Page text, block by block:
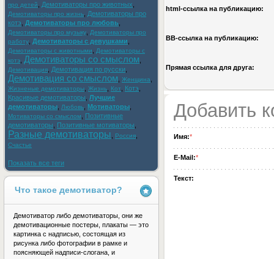
html-cсылка на публикацию:
BB-cсылка на публикацию:
Прямая ссылка для друга:
Добавить
Имя:*
E-Mail:*
Текст:
про детей
Демотиваторы про животных
Демотиваторы про жизнь
Демотиваторы про
котэ
Демотиваторы про любовь
Демотиваторы про музыку
Демотиваторы про
работу
Демотиваторы с девушками
Демотиваторы с животными
Демотиваторы с
котэ
Демотиваторы со смыслом
Демотивация Демотивация по русски
Демотивация со смыслом Женщина
Жизненые демотиваторы Жизнь Кот Котэ
Красивые демотиваторы Лучшие
демотиваторы
Любовь Мотиваторы
Мотиваторы со смыслом
Позитивные
демотиваторы
Позитивные мотиваторы
Разные демотиваторы Россия
Счастье
Показать все теги
Что такое демотиватор?
Демотиватор либо демотиваторы, они же
демотивационные постеры, плакаты — это
картинка с надписью, состоящая из
рисунка либо фотографии в рамке и
поясняющей надписи-слогана, и